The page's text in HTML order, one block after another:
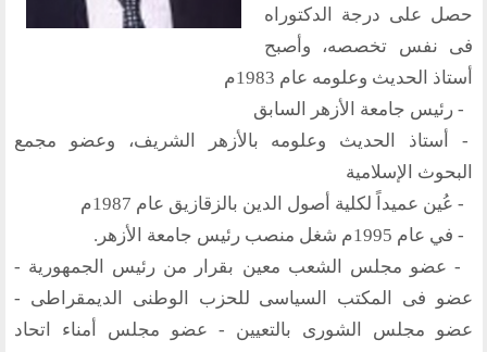
منتدى الوسطية للفكر و الثقافة
الفكرة و التأسيس
اهدافنا
تطلعاتنا
الهيئة الادارية
الفروع
أقسام الموقع
الحوار الحضاري
الحوار في القران الكريم
حصل على درجة الدكتوراه
فى نفس تخصصه، وأصبح
أستاذ الحديث وعلومه عام 1983م
- رئيس جامعة الأزهر السابق
- أستاذ الحديث وعلومه بالأزهر الشريف، وعضو مجمع
البحوث الإسلامية
- عُين عميداً لكلية أصول الدين بالزقازيق عام 1987م
- في عام 1995م شغل منصب رئيس جامعة الأزهر.
- عضو مجلس الشعب معين بقرار من رئيس الجمهورية -
عضو فى المكتب السياسى للحزب الوطنى الديمقراطى -
عضو مجلس الشورى بالتعيين - عضو مجلس أمناء اتحاد